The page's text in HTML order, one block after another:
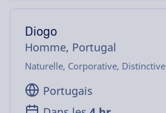
Diogo
Homme, Portugal
Naturelle, Corporative, Distinctive
Portugais